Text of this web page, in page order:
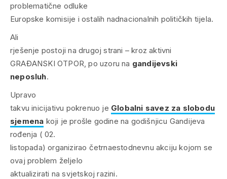
problematične odluke
Europske komisije i ostalih nadnacionalnih političkih tijela.
Ali
rješenje postoji na drugoj strani – kroz aktivni
GRAĐANSKI OTPOR, po uzoru na gandijevski
neposluh.
Upravo
takvu inicijativu pokrenuo je Globalni savez za slobodu
sjemena koji je prošle godine na godišnjicu Gandijeva
rođenja ( 02.
listopada) organizirao četrnaestodnevnu akciju kojom se
ovaj problem željelo
aktualizirati na svjetskoj razini.